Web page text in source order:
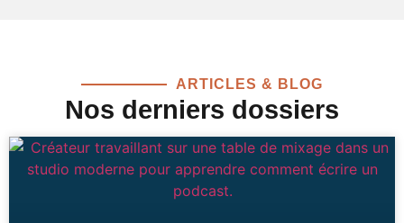
ARTICLES & BLOG
Nos derniers dossiers